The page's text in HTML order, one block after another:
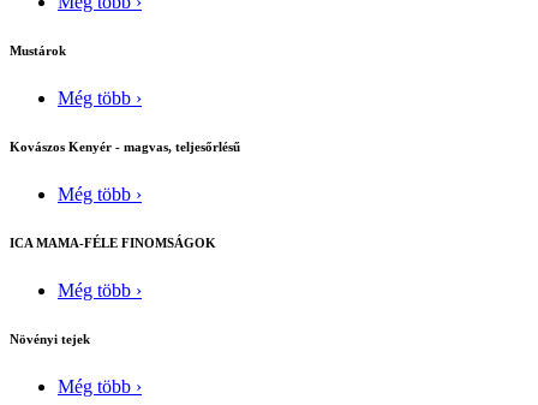
Mustárok
Még több ›
Kovászos Kenyér - magvas, teljesőrlésű
Még több ›
ICA MAMA-FÉLE FINOMSÁGOK
Még több ›
Növényi tejek
Még több ›